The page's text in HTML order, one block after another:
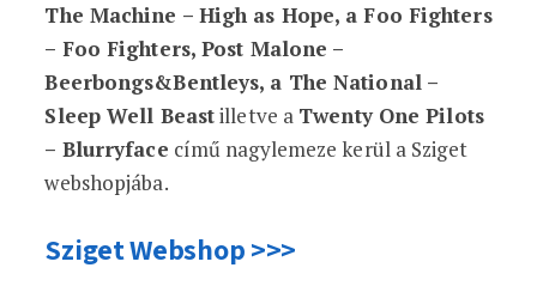
The Machine – High as Hope, a Foo Fighters
– Foo Fighters, Post Malone –
Beerbongs&Bentleys, a The National –
Sleep Well Beastilletve a Twenty One Pilots
– Blurryface című nagylemeze kerül a Sziget
webshopjába.
Sziget Webshop >>>